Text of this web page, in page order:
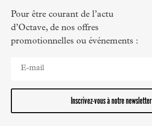
Pour être courant de l’actu
d’Octave, de nos offres
promotionnelles ou événements :
Inscrivez-vous à notre newsletter